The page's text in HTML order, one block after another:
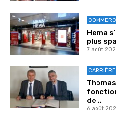
Hema
plus
7 août
CARRIÈRE
de...
6 août